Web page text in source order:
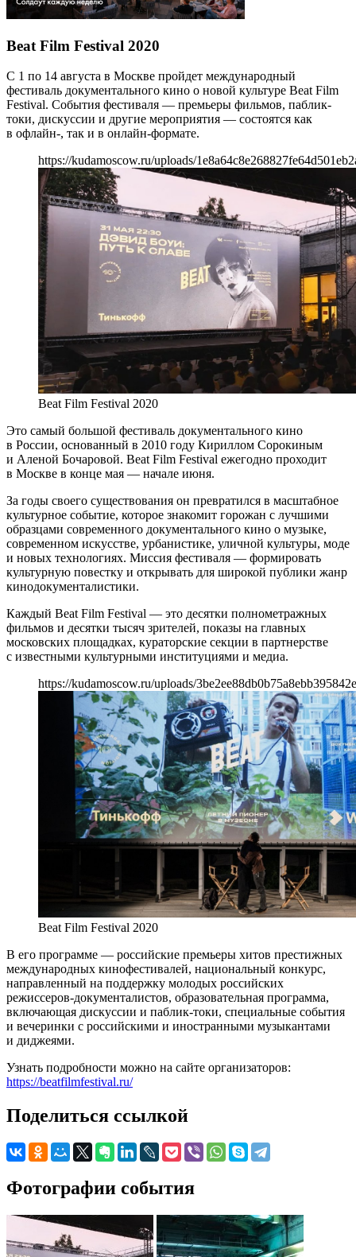
Beat Film Festival 2020
С 1 по 14 августа в Москве пройдет международный
фестиваль документального кино о новой культуре Beat Film
Festival. События фестиваля — премьеры фильмов, паблик-
токи, дискуссии и другие мероприятия — состоятся как
в офлайн-, так и в онлайн-формате.
https://kudamoscow.ru/uploads/
Beat Film Festival 2020
Это самый большой фестиваль документального кино
в России, основанный в 2010 году Кириллом Сорокиным
и Аленой Бочаровой. Beat Film Festival ежегодно проходит
в Москве в конце мая — начале июня.
За годы своего существования он превратился в масштабное
культурное событие, которое знакомит горожан c лучшими
образцами современного документального кино о музыке,
современном искусстве, урбанистике, уличной культуры, моде
и новых технологиях. Миссия фестиваля — формировать
культурную повестку и открывать для широкой публики жанр
кинодокументалистики.
Каждый Beat Film Festival — это десятки полнометражных
фильмов и десятки тысяч зрителей, показы на главных
московских площадках, кураторские секции в партнерстве
с известными культурными институциями и медиа.
https://kudamoscow.ru/uploads/
Beat Film Festival 2020
В его программе — российские премьеры хитов престижных
международных кинофестивалей, национальный конкурс,
направленный на поддержку молодых российских
режиссеров-документалистов, образовательная программа,
включающая дискуссии и паблик-токи, специальные события
и вечеринки с российскими и иностранными музыкантами
и диджеями.
Узнать подробности можно на сайте организаторов:
https://beatfilmfestival.ru/
Поделиться ссылкой
Фотографии события